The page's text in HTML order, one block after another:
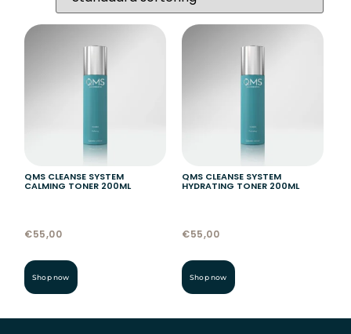
QMS CLEANSE SYSTEM
CALMING TONER 200ML
€55,00
Shop now
QMS CLEANSE SYSTEM
HYDRATING TONER 200ML
€55,00
Shop now